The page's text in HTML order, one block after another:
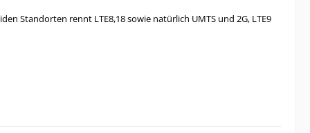
Standorten rennt LTE8,18 sowie natürlich UMTS und 2G, LTE9